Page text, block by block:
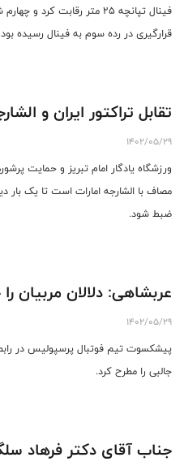
قرارگیری در رده سوم به فینال رسیده بود.
تقابل تراکتور ایران و
1402/05/29
ورزشگاه یادگار امام تبریز و حمایت
مصاف با الشارجه امارات است تا یک بار
ضبط شود.
عربشاهی: دلالان مربیان
1402/05/29
پیشکسوت تیم فوتبال پرسپولیس در
جالبی را مطرح کرد.
جناب آقای دکتر فرهاد